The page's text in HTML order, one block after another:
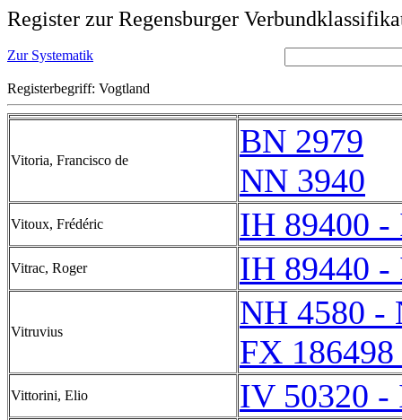
Register zur Regensburger
Zur Systematik
Registerbegriff: Vogtland
Vitoria, Francisco de
BN 2979
NN 3940
Vitoux, Frédéric IH 89400 -
Vitrac, Roger IH 89440 -
Vitruvius
NH 4580 -
FX
Vittorini, Elio IV 50320 -